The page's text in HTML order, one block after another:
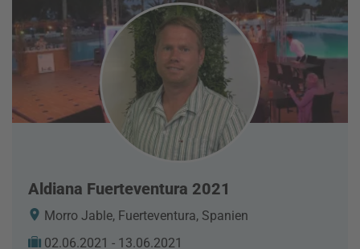
Aldiana Fuerteventura 2021
Morro Jable, Fuerteventura, Spanien
02.06.2021 - 13.06.2021